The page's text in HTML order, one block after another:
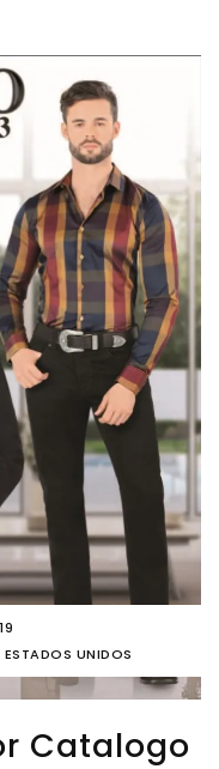
UNIDOS
Catalogo